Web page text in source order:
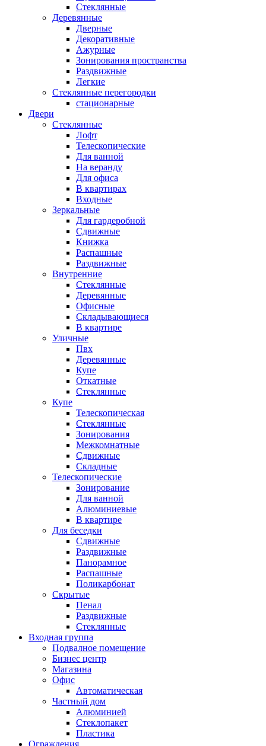
Стеклянные
Деревянные
Дверные
Декоративные
Ажурные
Зонирования пространства
Раздвижные
Легкие
Стеклянные перегородки
стационарные
Двери
Стеклянные
Лофт
Телескопические
Для ванной
На веранду
Для офиса
В квартирах
Входные
Зеркальные
Для гардеробной
Сдвижные
Книжка
Распашные
Раздвижные
Внутренние
Стеклянные
Деревянные
Офисные
Складывающиеся
В квартире
Уличные
Пвх
Деревянные
Купе
Откатные
Стеклянные
Купе
Телескопическая
Стеклянные
Зонирования
Межкомнатные
Сдвижные
Складные
Телескопические
Зонирование
Для ванной
Алюминиевые
В квартире
Для беседки
Сдвижные
Раздвижные
Панорамное
Распашные
Поликарбонат
Скрытые
Пенал
Раздвижные
Стеклянные
Входная группа
Подвалное помещение
Бизнес центр
Магазина
Офис
Автоматическая
Частный дом
Алюминией
Стеклопакет
Пластика
Ограждения